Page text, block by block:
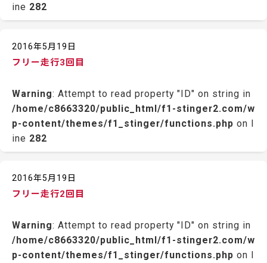
ine 282
2016年5月19日
フリー走行3回目
Warning: Attempt to read property "ID" on string in
/home/c8663320/public_html/f1-stinger2.com/w
p-content/themes/f1_stinger/functions.php on l
ine 282
2016年5月19日
フリー走行2回目
Warning: Attempt to read property "ID" on string in
/home/c8663320/public_html/f1-stinger2.com/w
p-content/themes/f1_stinger/functions.php on l